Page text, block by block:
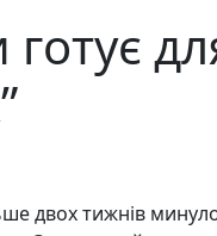
готує
двох тижнів